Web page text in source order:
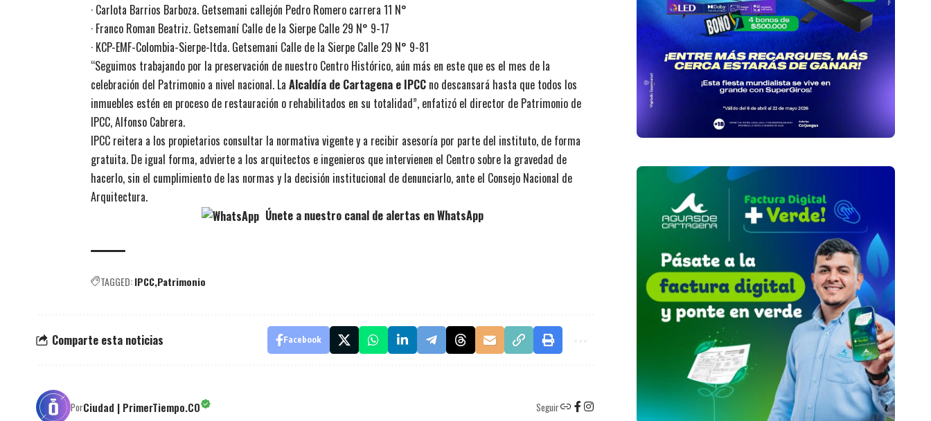
· Carlota Barrios Barboza. Getsemani callejón Pedro Romero carrera 11 N°
· Franco Roman Beatriz. Getsemaní Calle de la Sierpe Calle 29 N° 9-17
· KCP-EMF-Colombia-Sierpe-ltda. Getsemani Calle de la Sierpe Calle 29 N° 9-81
“Seguimos trabajando por la preservación de nuestro Centro Histórico, aún más en este que es el mes de la
celebración del Patrimonio a nivel nacional. La Alcaldía de Cartagena e IPCC no descansará hasta que todos los
inmuebles estén en proceso de restauración o rehabilitados en su totalidad”, enfatizó el director de Patrimonio de
IPCC, Alfonso Cabrera.
IPCC reitera a los propietarios consultar la normativa vigente y a recibir asesoría por parte del instituto, de forma
gratuita. De igual forma, advierte a los arquitectos e ingenieros que intervienen el Centro sobre la gravedad de
hacerlo, sin el cumplimiento de las normas y la decisión institucional de denunciarlo, ante el Consejo Nacional de
Arquitectura.
Únete a nuestro canal de alertas en WhatsApp
TAGGED:IPCC Patrimonio
Comparte esta noticias Facebook
PorCiudad | PrimerTiempo.CO Seguir